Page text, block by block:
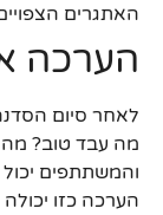
האתגרים
הערכה
לאחר סיום
מה עבד טוב? מה
והמשתתפים
הערכה כזו